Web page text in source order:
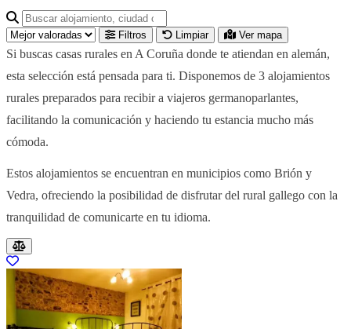
Buscar alojamiento, ciudad o provincia para ir a su página
Filtros Limpiar Ver mapa
Si buscas casas rurales en A Coruña donde te atiendan en alemán,
esta selección está pensada para ti. Disponemos de 3 alojamientos
rurales preparados para recibir a viajeros germanoparlantes,
facilitando la comunicación y haciendo tu estancia mucho más
cómoda.
Estos alojamientos se encuentran en municipios como Brión y
Vedra, ofreciendo la posibilidad de disfrutar del rural gallego con la
tranquilidad de comunicarte en tu idioma.
Resultados del listado